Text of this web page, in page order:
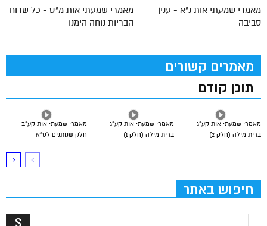
מאמרי שמעתי אות מ"ט - כל שרוח
הבריות נוחה הימנו
מאמרי שמעתי אות נ"א - ענין
סביבה
מאמרים קשורים
תוכן קודם
מאמרי שמעתי אות קע”ב –
חלק שנותנים לס”א
מאמרי שמעתי אות קע”ג –
ברית מילה (חלק 1)
מאמרי שמעתי אות קע”ג –
ברית מילה (חלק 2)
חיפוש באתר